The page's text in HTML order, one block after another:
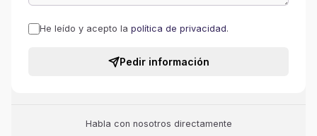
He leído y acepto la política de privacidad.
Pedir información
Habla con nosotros directamente